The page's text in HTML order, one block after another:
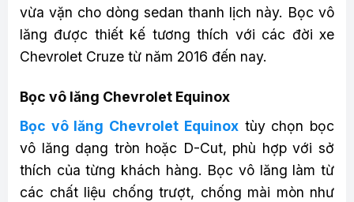
vừa vặn cho dòng sedan thanh lịch này. Bọc vô
lăng được thiết kế tương thích với các đời xe
Chevrolet Cruze từ năm 2016 đến nay.
Bọc vô lăng Chevrolet Equinox
Bọc vô lăng Chevrolet Equinoxtùy chọn bọc
vô lăng dạng tròn hoặc D-Cut, phù hợp với sở
thích của từng khách hàng. Bọc vô lăng làm từ
các chất liệu chống trượt, chống mài mòn như